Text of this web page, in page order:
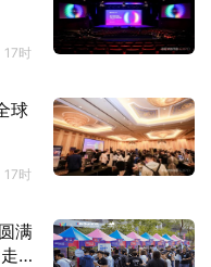
17时
球
17时
满